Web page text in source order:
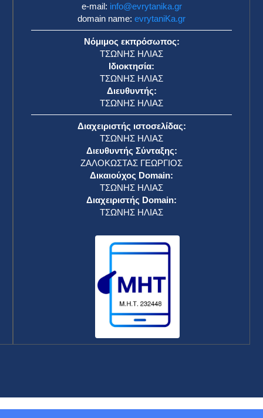
e-mail: info@evrytanika.gr
domain name: evrytaniKa.gr
Νόμιμος εκπρόσωπος:
ΤΣΩΝΗΣ ΗΛΙΑΣ
Ιδιοκτησία:
ΤΣΩΝΗΣ ΗΛΙΑΣ
Διευθυντής:
ΤΣΩΝΗΣ ΗΛΙΑΣ
Διαχειριστής ιστοσελίδας:
ΤΣΩΝΗΣ ΗΛΙΑΣ
Διευθυντής Σύνταξης:
ΖΑΛΟΚΩΣΤΑΣ ΓΕΩΡΓΙΟΣ
Δικαιούχος Domain:
ΤΣΩΝΗΣ ΗΛΙΑΣ
Διαχειριστής Domain:
ΤΣΩΝΗΣ ΗΛΙΑΣ